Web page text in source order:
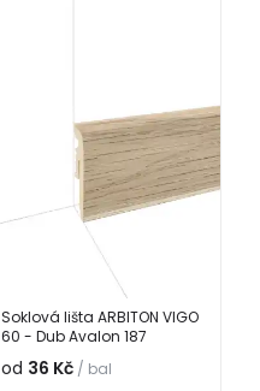
Soklová lišta ARBITON VIGO
60 - Dub Avalon 187
od 36 Kč / bal